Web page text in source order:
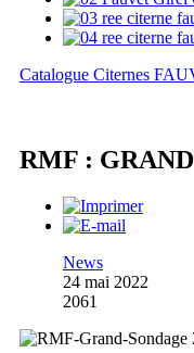
Catalogue Citernes
RMF :
News
24 mai 2022
2061